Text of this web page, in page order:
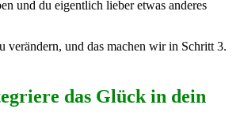
und du eigentlich lieber etwas anderes
verändern, und das machen wir in Schritt 3.
das Glück in dein